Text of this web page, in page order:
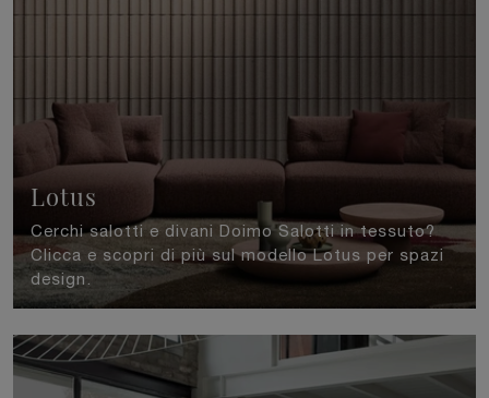
Lotus
Cerchi salotti e divani Doimo Salotti in tessuto?
Clicca e scopri di più sul modello Lotus per spazi
design.